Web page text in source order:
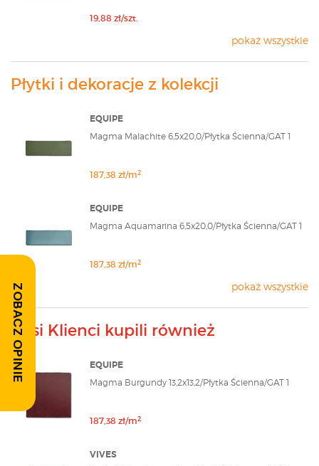
19,88 zł/szt.
pokaż wszystkie
Płytki i dekoracje z kolekcji
EQUIPE
Magma Malachite 6,5x20,0/Płytka Ścienna/GAT 1
187,38 zł/m2
EQUIPE
Magma Aquamarina 6,5x20,0/Płytka Ścienna/GAT 1
187,38 zł/m2
pokaż wszystkie
Nasi Klienci kupili również
EQUIPE
Magma Burgundy 13,2x13,2/Płytka Ścienna/GAT 1
187,38 zł/m2
VIVES
ZOBACZ OPINIE